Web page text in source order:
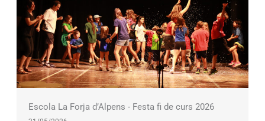
Escola La Forja d’Alpens - Festa fi de curs 2026